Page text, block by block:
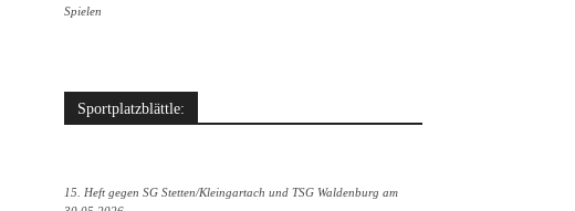
Spielen
Sportplatzblättle:
15. Heft gegen SG Stetten/Kleingartach und TSG Waldenburg am